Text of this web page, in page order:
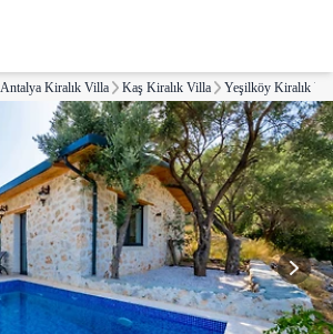
Antalya Kiralık Villa Kaş Kiralık Villa Yeşilköy Kiralık